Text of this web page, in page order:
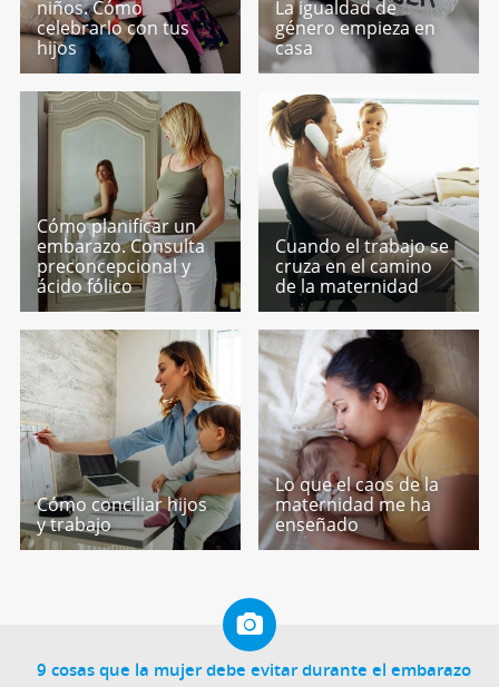
niños. Cómo
celebrarlo con tus
hijos
La igualdad de
género empieza en
casa
Cómo planificar un
embarazo. Consulta
preconcepcional y
ácido fólico
Cuando el trabajo se
cruza en el camino
de la maternidad
Cómo conciliar hijos
y trabajo
Lo que el caos de la
maternidad me ha
enseñado
9 cosas que la mujer debe evitar durante el embarazo